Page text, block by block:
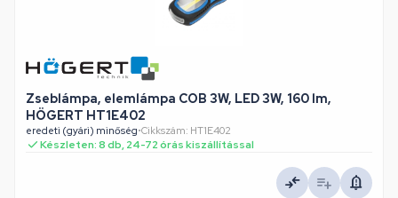
Zseblámpa, elemlámpa COB 3W, LED 3W, 160 lm,
HÖGERT HT1E402
eredeti (gyári) minőség•Cikkszám: HT1E402
Készleten: 8 db, 24-72 órás kiszállítással